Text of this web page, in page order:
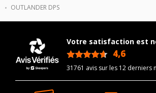
OUTLANDER DPS
Votre satisfaction est
4,6
31761 avis sur les 12 derniers